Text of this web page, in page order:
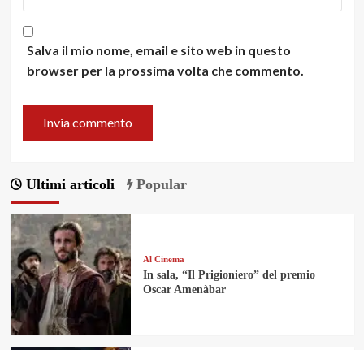
Salva il mio nome, email e sito web in questo
browser per la prossima volta che commento.
Ultimi articoli Popular
Al Cinema
In sala, “Il Prigioniero” del premio
Oscar Amenàbar